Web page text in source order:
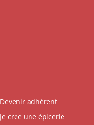
Devenir adhérent
Je crée une épicerie